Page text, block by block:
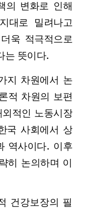
의 변화로 인해
대로 밀려나고
욱 적극적으로
는 뜻이다.
지 차원에서 논
적 차원의 보편
적인 노동시장
국 사회에서 상
역사이다. 이후
히 논의하며 이
건강보장의 필